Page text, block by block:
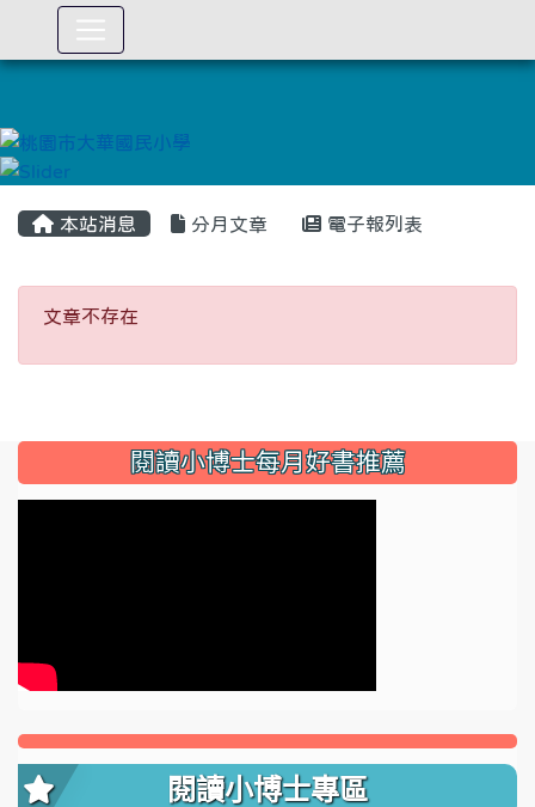
本站消息 分月文章 電子報列表
文章不存在
文章不存在
::: 閱讀小博士每月好書推薦
閱讀小博士專區